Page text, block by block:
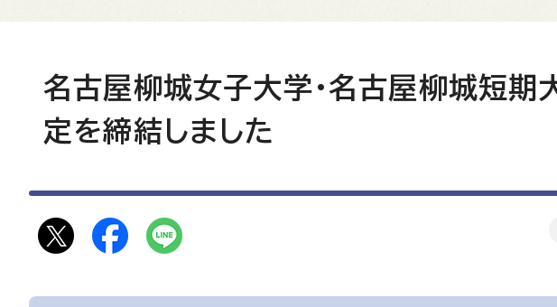
名古屋柳城女子大学・名古屋柳城短期
定を締結しました